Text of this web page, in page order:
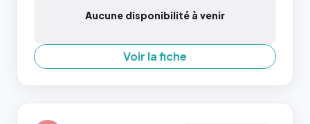
Aucune disponibilité à venir
Voir la fiche